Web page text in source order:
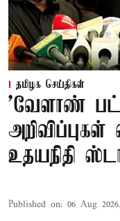
தமிழக செய்திகள்
'வேளாண்
உதயநிதி
Published on: 06 Aug